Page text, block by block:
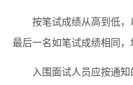
按笔试成绩从高到低，
最后一名如笔试成绩相同，
入围面试人员应按通